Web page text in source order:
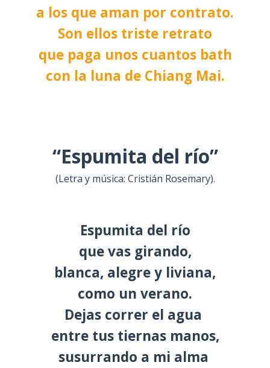
a los que aman por contrato.
Son ellos triste retrato
que paga unos cuantos bath
con la luna de Chiang Mai.
“Espumita del río”
(Letra y música: Cristián Rosemary).
Espumita del río
que vas girando,
blanca, alegre y liviana,
como un verano.
Dejas correr el agua
entre tus tiernas manos,
susurrando a mi alma